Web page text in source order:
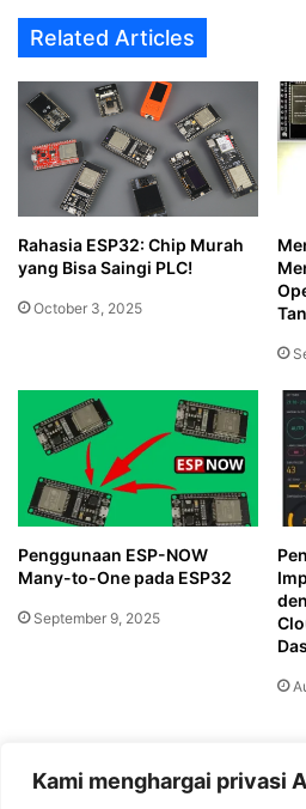
Kami menghargai privasi
Related Articles
Rahasia ESP32: Chip Murah
yang Bisa Saingi PLC!
October 3, 2025
Penggunaan ESP-NOW
Many-to-One pada ESP32
September 9, 2025
Leave a Reply